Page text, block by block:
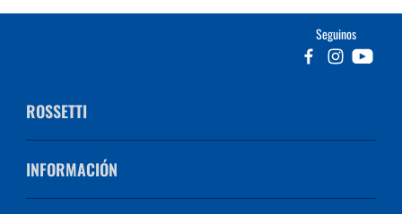
Seguinos
ROSSETTI
INFORMACIÓN